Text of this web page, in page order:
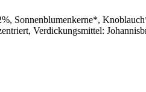
Sonnenblumenkerne*,
Verdickungsmittel: